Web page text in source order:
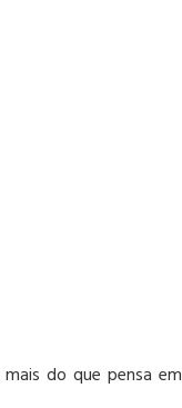
do que pensa em